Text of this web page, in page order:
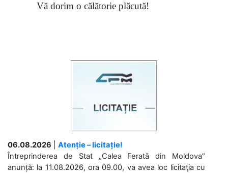
Vă dorim o călătorie plăcută!
06.08.2026
Atenție – licitație!
Întreprinderea de Stat „Calea Ferată din Moldova”
anunță: la 11.08.2026, ora 09.00, va avea loc licitaţia cu